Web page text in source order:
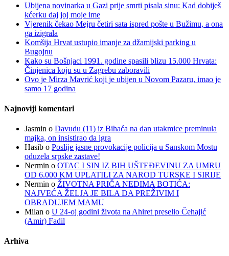
Ubijena novinarka u Gazi prije smrti pisala sinu: Kad dobiješ
kćerku daj joj moje ime
Vjerenik čekao Mejru četiri sata ispred pošte u Bužimu, a ona
ga izigrala
Komšija Hrvat ustupio imanje za džamijski parking u
Bugojnu
Kako su Bošnjaci 1991. godine spasili blizu 15.000 Hrvata:
Činjenica koju su u Zagrebu zaboravili
Ovo je Mirza Mavrić koji je ubijen u Novom Pazaru, imao je
samo 17 godina
Najnoviji komentari
Jasmin o Davudu (11) iz Bihaća na dan utakmice preminula
majka, on insistirao da igra
Hasib o Poslije jasne provokacije policija u Sanskom Mostu
oduzela srpske zastave!
Nermin o OTAC I SIN IZ BIH UŠTEĐEVINU ZA UMRU
OD 6.000 KM UPLATILI ZA NAROD TURSKE I SIRIJE
Nermin o ŽIVOTNA PRIČA NEDIMA BOTIĆA:
NAJVEĆA ŽELJA JE BILA DA PREŽIVIM I
OBRADUJEM MAMU
Milan o U 24-oj godini života na Ahiret preselio Čehajić
(Amir) Fadil
Arhiva